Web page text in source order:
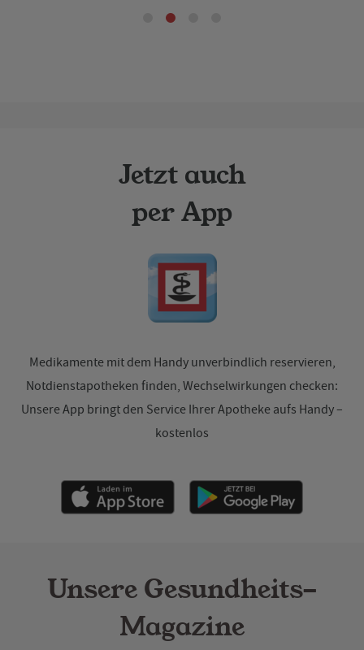
Jetzt auch
per App
Medikamente mit dem Handy unverbindlich reservieren,
Notdienstapotheken finden, Wechselwirkungen checken:
Unsere App bringt den Service Ihrer Apotheke aufs Handy –
kostenlos
Unsere Gesundheits-
Magazine